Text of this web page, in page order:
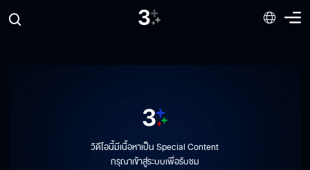
วิดีโอนี้มีเนื้อหาเป็น Special Content
กรุณาเข้าสู่ระบบเพื่อรับชม